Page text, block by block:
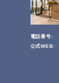
電話番号:
公式WEB: